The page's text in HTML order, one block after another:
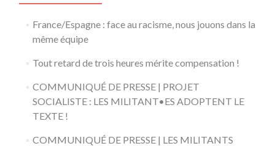
France/Espagne : face au racisme, nous jouons dans la
même équipe
Tout retard de trois heures mérite compensation !
COMMUNIQUÉ DE PRESSE | PROJET
SOCIALISTE : LES MILITANT•ES ADOPTENT LE
TEXTE !
COMMUNIQUÉ DE PRESSE | LES MILITANTS